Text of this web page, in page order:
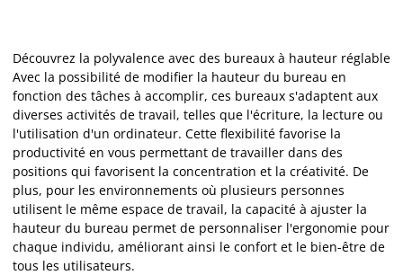
Découvrez la polyvalence avec des bureaux à hauteur réglable
Avec la possibilité de modifier la hauteur du bureau en
fonction des tâches à accomplir, ces bureaux s'adaptent aux
diverses activités de travail, telles que l'écriture, la lecture ou
l'utilisation d'un ordinateur. Cette flexibilité favorise la
productivité en vous permettant de travailler dans des
positions qui favorisent la concentration et la créativité. De
plus, pour les environnements où plusieurs personnes
utilisent le même espace de travail, la capacité à ajuster la
hauteur du bureau permet de personnaliser l'ergonomie pour
chaque individu, améliorant ainsi le confort et le bien-être de
tous les utilisateurs.